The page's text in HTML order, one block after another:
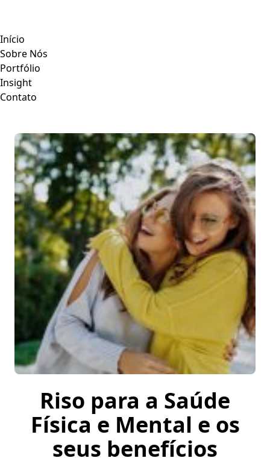
Início
Sobre Nós
Portfólio
Insight
Contato
Riso para a Saúde
Física e Mental e os
seus benefícios